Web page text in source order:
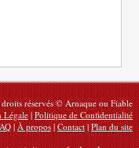
droits réservés © Arnaque ou Fiable
Légale|Politique de Confidentialité
|À propos|Contact|Plan du site